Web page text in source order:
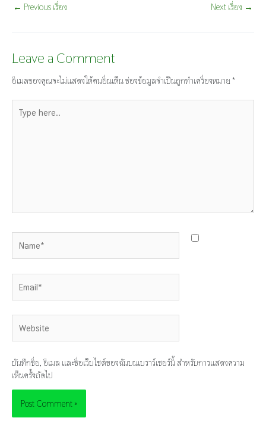
← Previous เรื่อง Next เรื่อง →
Leave a Comment
อีเมลของคุณจะไม่แสดงให้คนอื่นเห็นช่องข้อมูลจำเป็นถูกทำเครื่องหมาย *
here..
บันทึกชื่อ, อีเมล และชื่อเว็บไซต์ของฉันบนเบราว์เซอร์นี้ สำหรับการแสดงความ
เห็นครั้งถัดไป